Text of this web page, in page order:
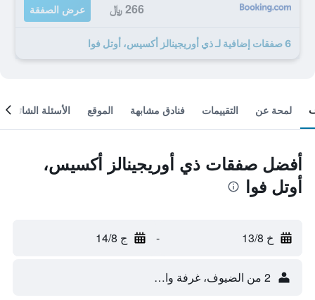
266 ﷼ عرض الصفقة
6 صفقات إضافية لـ ذي أوريجينالز أكسيس، أوتل فوا
لمحة عن التقييمات فنادق مشابهة الموقع الأسئلة الشائعة
أفضل صفقات ذي أوريجينالز أكسيس،
أوتل فوا
خ 13/8 - ج 14/8
2 من الضيوف، غرفة واحدة